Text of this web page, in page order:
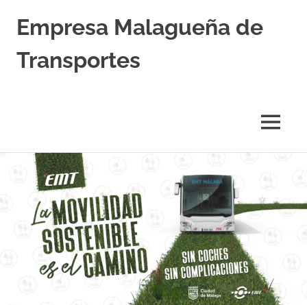
contenido
Empresa Malagueña de
Transportes
MENÚ